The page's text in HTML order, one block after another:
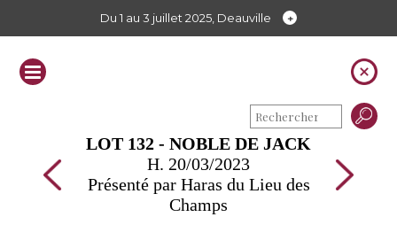
Du 1 au 3 juillet 2025, Deauville
LOT 132 - NOBLE DE JACK
H. 20/03/2023
Présenté par Haras du Lieu des
Champs